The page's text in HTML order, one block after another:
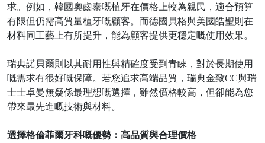
求。例如，韓國奧齒泰嘅植牙在價格上較為親民，適合預算
有限但仍需高質量植牙嘅顧客。而德國貝格與美國皓聖則在
材料同工藝上有所提升，能為顧客提供更穩定嘅使用效果。
瑞典諾貝爾則以其耐用性與精確度受到青睞，對於長期使用
嘅需求有很好嘅保障。若您追求高端品質，瑞典金致CC與瑞
士士卓曼無疑係最理想嘅選擇，雖然價格較高，但卻能為您
帶來最先進嘅技術與材料。
選擇格倫菲爾牙科嘅優勢：高品質與合理價格